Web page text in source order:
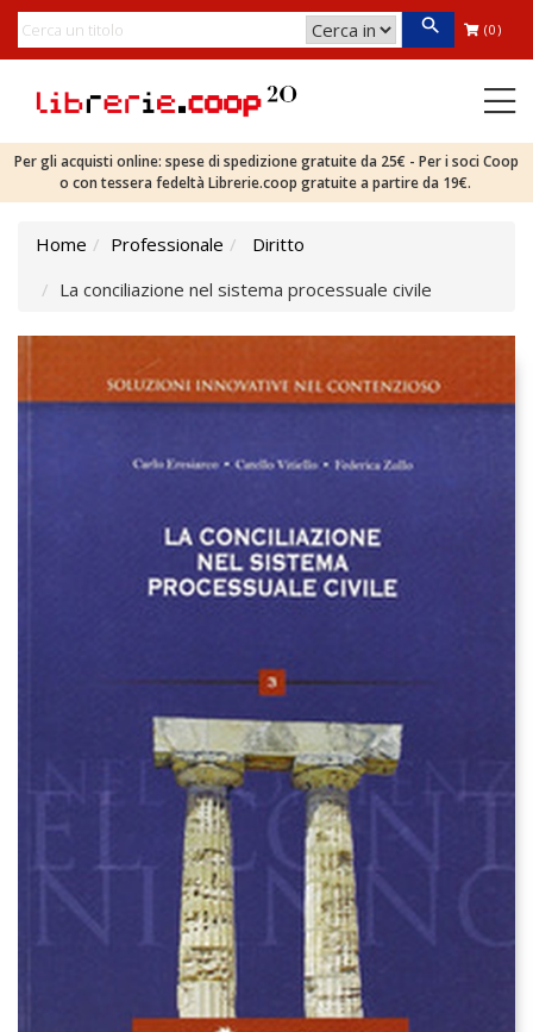
(0)
Per gli acquisti online: spese di spedizione gratuite da 25€ - Per i soci Coop
o con tessera fedeltà Librerie.coop gratuite a partire da 19€.
Home Professionale
Diritto
La conciliazione nel sistema processuale civile